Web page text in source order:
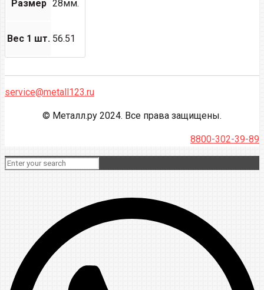
Размер 28мм.
Вес 1 шт. 56.51
service@metall123.ru
© Металл.ру 2024. Все права защищены.
8800-302-39-89